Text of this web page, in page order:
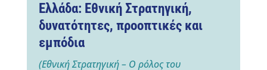
Ελλάδα: Εθνική Στρατηγική,
δυνατότητες, προοπτικές και
εμπόδια
(Εθνική Στρατηγική – Ο ρόλος του